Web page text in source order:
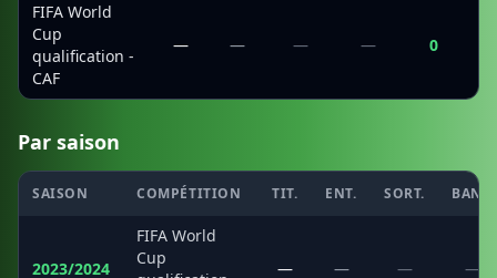
FIFA World
Cup
qualification -
CAF
— — — — 0
Par saison
SAISON COMPÉTITION TIT. ENT. SORT. BANC
2023/2024
FIFA World
Cup
— — — —